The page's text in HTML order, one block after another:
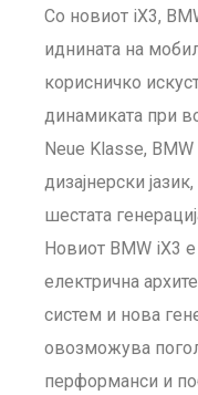
Со новиот iX3,
иднината на
корисничко
динамиката при
Neue Klasse,
дизајнерски
шестата
Новиот BMW iX3
електрична
систем и нова
овозможува
перформанси и